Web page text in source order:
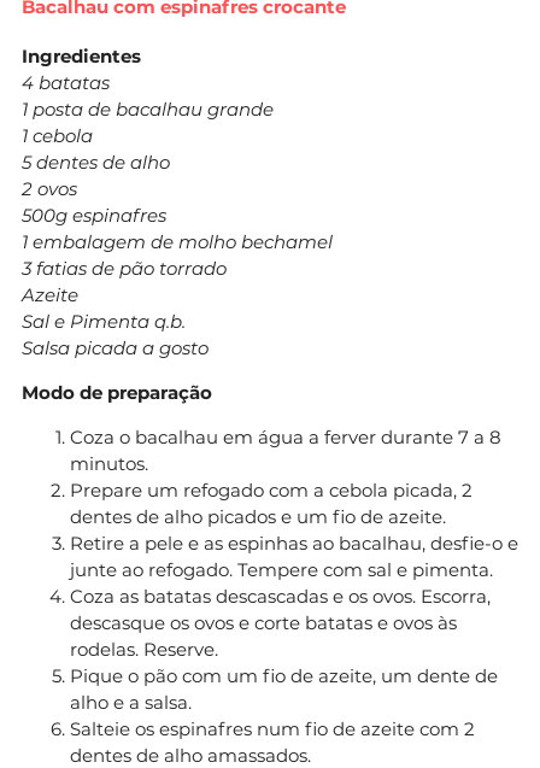
Bacalhau com espinafres crocante
Ingredientes
4 batatas
1 posta de bacalhau grande
1 cebola
5 dentes de alho
2 ovos
500g espinafres
1 embalagem de molho bechamel
3 fatias de pão torrado
Azeite
Sal e Pimenta q.b.
Salsa picada a gosto
Modo de preparação
Coza o bacalhau em água a ferver durante 7 a 8
minutos.
Prepare um refogado com a cebola picada, 2
dentes de alho picados e um fio de azeite.
Retire a pele e as espinhas ao bacalhau, desfie-o e
junte ao refogado. Tempere com sal e pimenta.
Coza as batatas descascadas e os ovos. Escorra,
descasque os ovos e corte batatas e ovos às
rodelas. Reserve.
Pique o pão com um fio de azeite, um dente de
alho e a salsa.
Salteie os espinafres num fio de azeite com 2
dentes de alho amassados.